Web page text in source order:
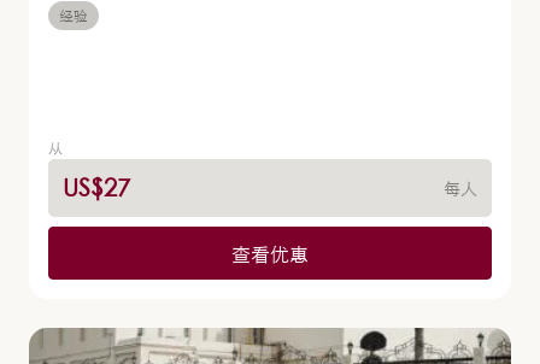
经验
从
US$27 每人
查看优惠